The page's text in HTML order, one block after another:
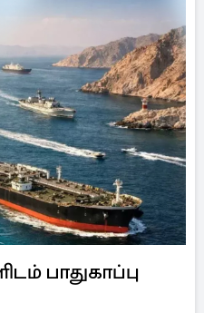
பாதுகாப்பு